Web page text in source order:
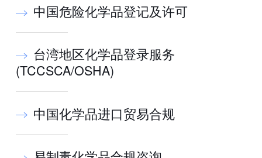
中国危险化学品登记及许可
台湾地区化学品登录服务
(TCCSCA/OSHA)
中国化学品进口贸易合规